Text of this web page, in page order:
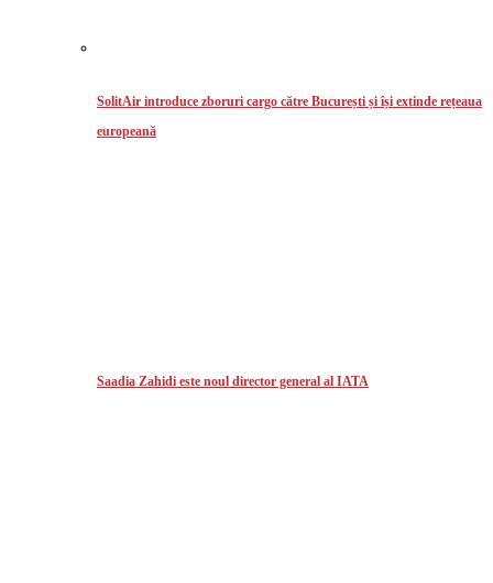
SolitAir introduce zboruri cargo către București și își extinde rețeaua
europeană
Saadia Zahidi este noul director general al IATA